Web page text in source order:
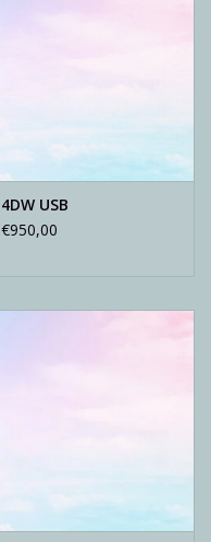
4DW USB
€950,00